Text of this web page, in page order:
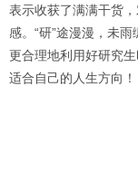
表示收获了满满干货
感。“研”途漫漫，未
更合理地利用好研究
适合自己的人生方向！